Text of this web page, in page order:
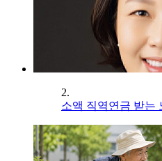
2.
소액 직역연금 받는